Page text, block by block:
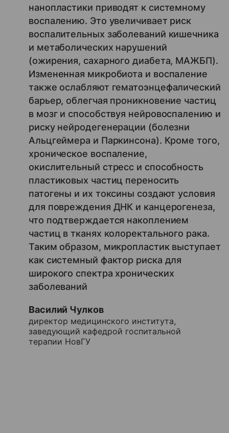
нанопластики приводят к системному
воспалению. Это увеличивает риск
воспалительных заболеваний кишечника
и метаболических нарушений
(ожирения, сахарного диабета, МАЖБП).
Измененная микробиота и воспаление
также ослабляют гематоэнцефалический
барьер, облегчая проникновение частиц
в мозг и способствуя нейровоспалению и
риску нейродегенерации (болезни
Альцгеймера и Паркинсона). Кроме того,
хроническое воспаление,
окислительный стресс и способность
пластиковых частиц переносить
патогены и их токсины создают условия
для повреждения ДНК и канцерогенеза,
что подтверждается накоплением
частиц в тканях колоректального рака.
Таким образом, микропластик выступает
как системный фактор риска для
широкого спектра хронических
заболеваний
Василий Чулков
директор медицинского института,
заведующий кафедрой госпитальной
терапии НовГУ